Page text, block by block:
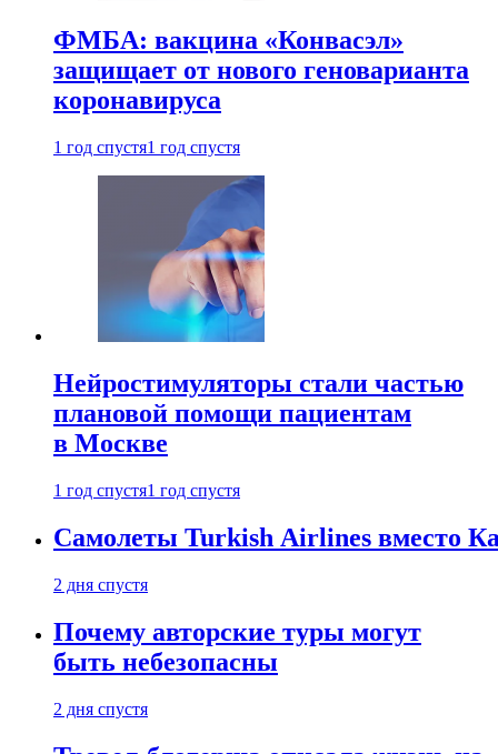
ФМБА: вакцина «Конвасэл»
защищает от нового геноварианта
коронавируса
1 год спустя1 год спустя
Нейростимуляторы стали частью
плановой помощи пациентам
в Москве
1 год спустя1 год спустя
Самолеты Turkish Airlines вместо
2 дня спустя
Почему авторские туры могут
быть небезопасны
2 дня спустя